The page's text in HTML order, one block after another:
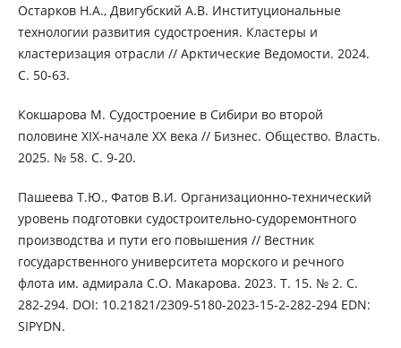
Остарков Н.А., Двигубский А.В. Институциональные
технологии развития судостроения. Кластеры и
кластеризация отрасли // Арктические Ведомости. 2024.
С. 50-63.
Кокшарова М. Судостроение в Сибири во второй
половине XIX-начале XX века // Бизнес. Общество. Власть.
2025. № 58. С. 9-20.
Пашеева Т.Ю., Фатов В.И. Организационно-технический
уровень подготовки судостроительно-судоремонтного
производства и пути его повышения // Вестник
государственного университета морского и речного
флота им. адмирала С.О. Макарова. 2023. Т. 15. № 2. С.
282-294. DOI: 10.21821/2309-5180-2023-15-2-282-294 EDN:
SIPYDN.